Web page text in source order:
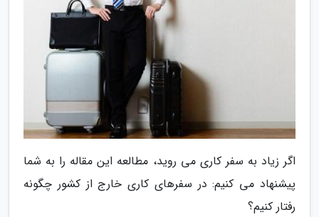
اگر زیاد به سفر کاری می روید، مطالعه این مقاله را به شما
پیشنهاد می کنیم: در سفرهای کاری خارج از کشور چگونه
رفتار کنیم؟